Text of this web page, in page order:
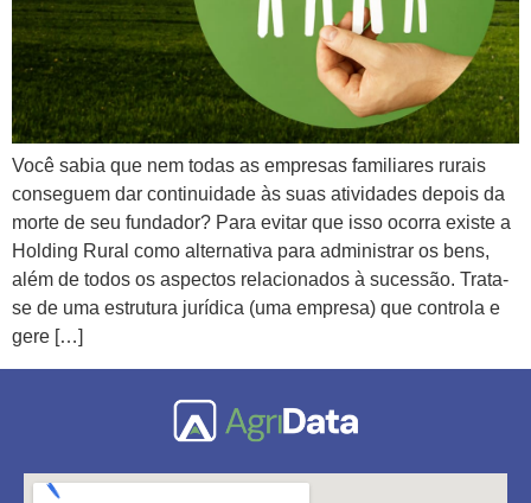
Você sabia que nem todas as empresas familiares rurais
conseguem dar continuidade às suas atividades depois da
morte de seu fundador? Para evitar que isso ocorra existe a
Holding Rural como alternativa para administrar os bens,
além de todos os aspectos relacionados à sucessão. Trata-
se de uma estrutura jurídica (uma empresa) que controla e
gere […]